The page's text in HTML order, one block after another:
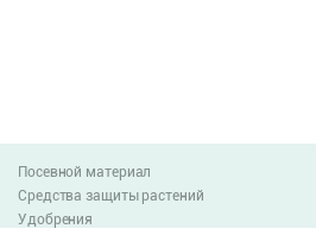
Посевной материал
Средства защиты растений
Удобрения